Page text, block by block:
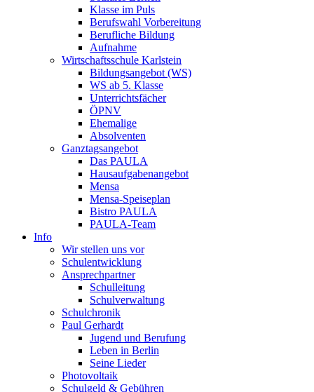
Klasse im Puls
Berufswahl Vorbereitung
Berufliche Bildung
Aufnahme
Wirtschaftsschule Karlstein
Bildungsangebot (WS)
WS ab 5. Klasse
Unterrichtsfächer
ÖPNV
Ehemalige
Absolventen
Ganztagsangebot
Das PAULA
Hausaufgabenangebot
Mensa
Mensa-Speiseplan
Bistro PAULA
PAULA-Team
Info
Wir stellen uns vor
Schulentwicklung
Ansprechpartner
Schulleitung
Schulverwaltung
Schulchronik
Paul Gerhardt
Jugend und Berufung
Leben in Berlin
Seine Lieder
Photovoltaik
Schulgeld & Gebühren